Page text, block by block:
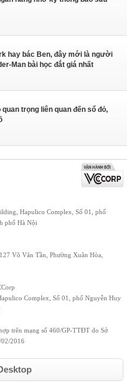
hay bác Ben, đây mới là người
Man bài học đắt giá nhất
trọng liên quan đến sổ đỏ,
Hapulico Complex, Số 01, phố
phố Hà Nội
Võ Văn Tần, Phường Xuân Hòa,
Complex, Số 01, phố Nguyễn Huy
trên mạng số 460/GP-TTĐT do Sở
2016